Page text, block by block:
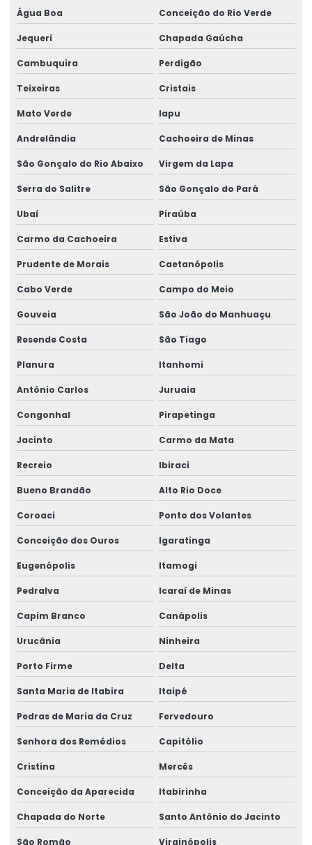
Água Boa Conceição do Rio Verde
Jequeri Chapada Gaúcha
Cambuquira Perdigão
Teixeiras Cristais
Mato Verde Iapu
Andrelândia Cachoeira de Minas
São Gonçalo do Rio Abaixo Virgem da Lapa
Serra do Salitre São Gonçalo do Pará
Ubaí Piraúba
Carmo da Cachoeira Estiva
Prudente de Morais Caetanópolis
Cabo Verde Campo do Meio
Gouveia São João do Manhuaçu
Resende Costa São Tiago
Planura Itanhomi
Antônio Carlos Juruaia
Congonhal Pirapetinga
Jacinto Carmo da Mata
Recreio Ibiraci
Bueno Brandão Alto Rio Doce
Coroaci Ponto dos Volantes
Conceição dos Ouros Igaratinga
Eugenópolis Itamogi
Pedralva Icaraí de Minas
Capim Branco Canápolis
Urucânia Ninheira
Porto Firme Delta
Santa Maria de Itabira Itaipé
Pedras de Maria da Cruz Fervedouro
Senhora dos Remédios Capitólio
Cristina Mercês
Conceição da Aparecida Itabirinha
Chapada do Norte Santo Antônio do Jacinto
São Romão Virginópolis